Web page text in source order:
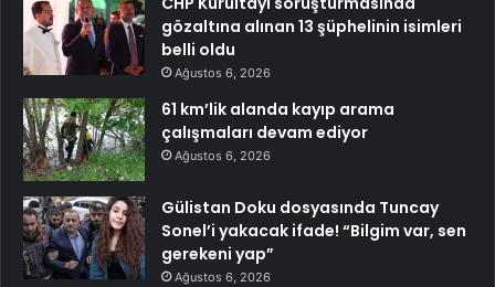
gözaltına alınan 13 şüphelinin isimleri
belli oldu
Ağustos 6, 2026
61 km’lik alanda kayıp arama
çalışmaları devam ediyor
Ağustos 6, 2026
Gülistan Doku dosyasında Tuncay
Sonel’i yakacak ifade! “Bilgim var, sen
gerekeni yap”
Ağustos 6, 2026